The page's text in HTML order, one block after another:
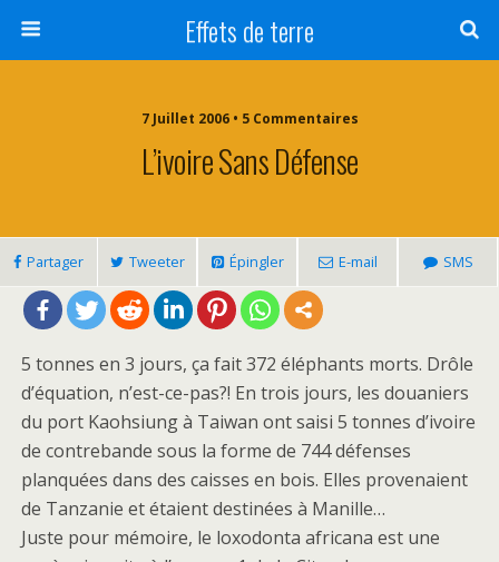
Effets de terre
7 Juillet 2006 • 5 Commentaires
L’ivoire Sans Défense
Partager Tweeter Épingler E-mail SMS
5 tonnes en 3 jours, ça fait 372 éléphants morts. Drôle
d’équation, n’est-ce-pas?! En trois jours, les douaniers
du port Kaohsiung à Taiwan ont saisi 5 tonnes d’ivoire
de contrebande sous la forme de 744 défenses
planquées dans des caisses en bois. Elles provenaient
de Tanzanie et étaient destinées à Manille…
Juste pour mémoire, le loxodonta africana est une